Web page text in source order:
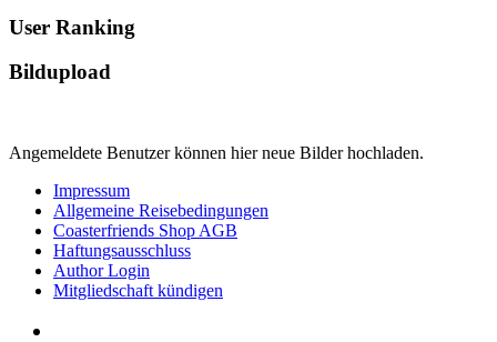
User Ranking
Bildupload
Angemeldete Benutzer können hier neue Bilder hochladen.
Impressum
Allgemeine Reisebedingungen
Coasterfriends Shop AGB
Haftungsausschluss
Author Login
Mitgliedschaft kündigen